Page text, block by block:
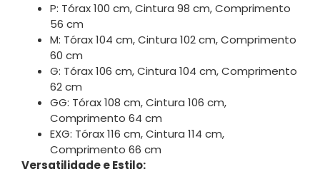
P: Tórax 100 cm, Cintura 98 cm, Comprimento
56 cm
M: Tórax 104 cm, Cintura 102 cm, Comprimento
60 cm
G: Tórax 106 cm, Cintura 104 cm, Comprimento
62 cm
GG: Tórax 108 cm, Cintura 106 cm,
Comprimento 64 cm
EXG: Tórax 116 cm, Cintura 114 cm,
Comprimento 66 cm
Versatilidade e Estilo: